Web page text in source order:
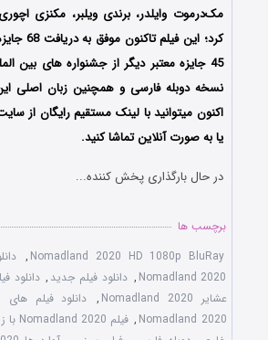
مک‌درموت وایلدر، برندی ویلبر، مکنزی
کرد؛ این
45 جایزه معتبر دیگر از جشنواره های بین
نسخه دوبله فارسی و همچنین زبان اصلی
اکنون میتوانید با لینک مستقیم رایگان از
یا به صورت آنلاین تماشا کنید.
در حال بارگذاری پخش کننده...
برچسب ها
Nomadland 2020 HD 1080p BluRay
,
Nomadland 2020
, دانلود فیلم جدید , دانلود
عشایر Nomadland 2020
, دانلود فیلم های
Nomadland 2020
, فیلم Nomadland 2020 با زیرنویس چسبیده